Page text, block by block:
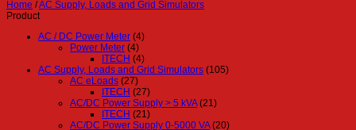
Home /AC Supply, Loads and Grid Simulators
Product
AC / DC Power Meter (4)
Power Meter (4)
ITECH (4)
AC Supply, Loads and Grid Simulators (105)
AC eLoads (27)
ITECH (27)
AC/DC Power Supply > 5 kVA (21)
ITECH (21)
AC/DC Power Supply 0-5000 VA (20)